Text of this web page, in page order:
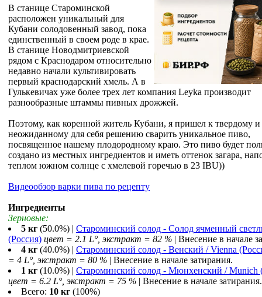
В станице Староминской
расположен уникальный для
Кубани солодовенный завод, пока
единственный в своем роде в крае.
В станице Новодмитриевской
рядом с Краснодаром относительно
недавно начали культивировать
первый краснодарский хмель. А в
Гулькевичах уже более трех лет компания Leyka производит
разнообразные штаммы пивных дрожжей.
Поэтому, как коренной житель Кубани, я пришел к твердому и
неожиданному для себя решению сварить уникальное пиво,
посвященное нашему плодородному краю. Это пиво будет
создано из местных ингредиентов и иметь оттенок загара,
теплом южном солнце с хмелевой горечью в 23 IBU))
Видеообзор варки пива по рецепту
Ингредиенты
Зерновые:
5 кг (50.0%) | Староминский солод - Cолод ячменный
(Россия) цвет = 2.1 L°, экстракт = 82 % | Внесение в начале
4 кг (40.0%) | Староминский солод - Венский / Vienna
= 4 L°, экстракт = 80 % | Внесение в начале затирания.
1 кг (10.0%) | Староминский солод - Мюнхенский / Munich
цвет = 6.2 L°, экстракт = 75 % | Внесение в начале затирания.
Всего: 10 кг (100%)